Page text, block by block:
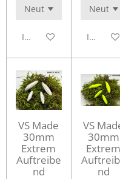
In den WarenkorbIn den
VS Made
30mm
Extrem
Auftreibe
nd
VS
30mm
Extrem
nd